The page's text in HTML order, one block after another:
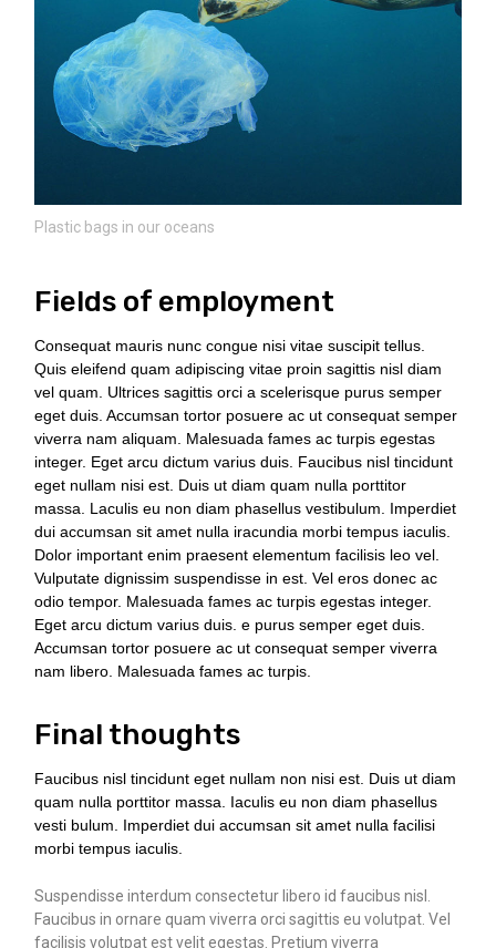
Plastic bags in our oceans
Fields of employment
Consequat mauris nunc congue nisi vitae suscipit tellus.
Quis eleifend quam adipiscing vitae proin sagittis nisl diam
vel quam. Ultrices sagittis orci a scelerisque purus semper
eget duis. Accumsan tortor posuere ac ut consequat semper
viverra nam aliquam. Malesuada fames ac turpis egestas
integer. Eget arcu dictum varius duis. Faucibus nisl tincidunt
eget nullam nisi est. Duis ut diam quam nulla porttitor
massa. Laculis eu non diam phasellus vestibulum. Imperdiet
dui accumsan sit amet nulla iracundia morbi tempus iaculis.
Dolor important enim praesent elementum facilisis leo vel.
Vulputate dignissim suspendisse in est. Vel eros donec ac
odio tempor. Malesuada fames ac turpis egestas integer.
Eget arcu dictum varius duis. e purus semper eget duis.
Accumsan tortor posuere ac ut consequat semper viverra
nam libero. Malesuada fames ac turpis.
Final thoughts
Faucibus nisl tincidunt eget nullam non nisi est. Duis ut diam
quam nulla porttitor massa. Iaculis eu non diam phasellus
vesti bulum. Imperdiet dui accumsan sit amet nulla facilisi
morbi tempus iaculis.
Suspendisse interdum consectetur libero id faucibus nisl.
Faucibus in ornare quam viverra orci sagittis eu volutpat. Vel
facilisis volutpat est velit egestas. Pretium viverra